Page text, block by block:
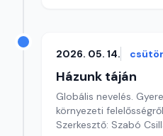
2026. 05. 14.
Házunk táján
Globális nevelés.
környezeti
Szerkesztő: Szabó